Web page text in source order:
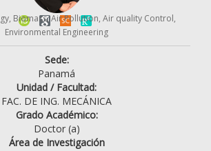
Biomass, Air Pollution, Air quality Control,
Environmental Engineering
Sede:
Panamá
Unidad / Facultad:
FAC. DE ING. MECÁNICA
Grado Académico:
Doctor (a)
Área de Investigación